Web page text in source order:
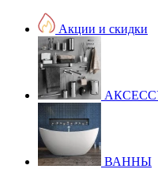
Акции и скидки
ВАННЫ